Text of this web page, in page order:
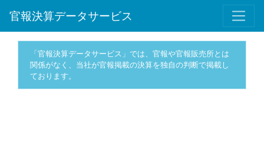
官報決算データサービス
「官報決算データサービス」では、官報や官報販売所とは
関係がなく、当社が官報掲載の決算を独自の判断で掲載し
ております。